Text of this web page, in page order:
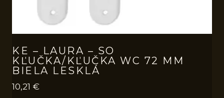
KE – LAURA – SO
KĽUČKA/KĽUČKA WC 72 MM
BIELA LESKLÁ
10,21 €